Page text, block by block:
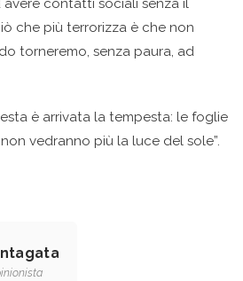
contatti sociali senza il
che più terrorizza è che non
torneremo, senza paura, ad
è arrivata la tempesta: le foglie
vedranno più la luce del sole”.